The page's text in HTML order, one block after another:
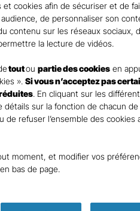
à toutes vos
Parole
d’expert !
cookies afin de sécuriser et de
de personnaliser son
contenu sur les réseaux sociaux,
la lecture de vidéos.
toutou partie des cookies en
». Si vous n’acceptez pas
. En cliquant sur les
sur la fonction de chacun
de refuser l’ensemble des cookies
moment, et modifier vos
bas de page.